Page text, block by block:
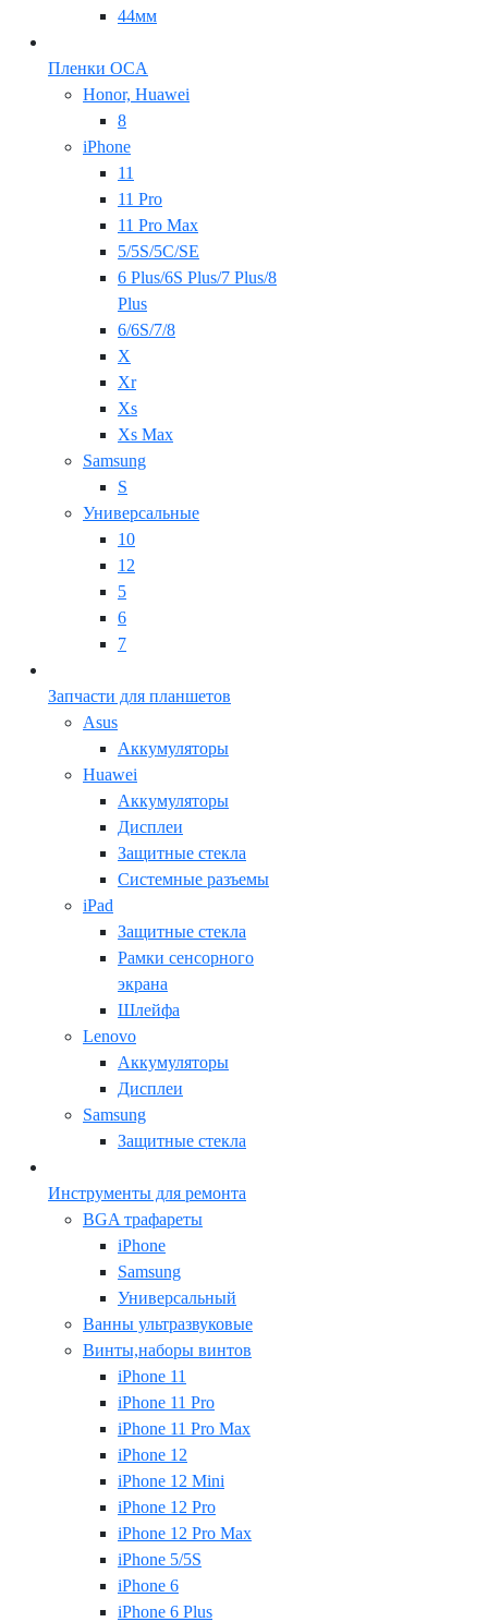
44мм
Пленки OCA
Honor, Huawei
8
iPhone
11
11 Pro
11 Pro Max
5/5S/5C/SE
6 Plus/6S Plus/7 Plus/8
Plus
6/6S/7/8
X
Xr
Xs
Xs Max
Samsung
S
Универсальные
10
12
5
6
7
Запчасти для планшетов
Asus
Аккумуляторы
Huawei
Аккумуляторы
Дисплеи
Защитные стекла
Системные разъемы
iPad
Защитные стекла
Рамки сенсорного
экрана
Шлейфа
Lenovo
Аккумуляторы
Дисплеи
Samsung
Защитные стекла
Инструменты для ремонта
BGA трафареты
iPhone
Samsung
Универсальный
Ванны ультразвуковые
Винты,наборы винтов
iPhone 11
iPhone 11 Pro
iPhone 11 Pro Max
iPhone 12
iPhone 12 Mini
iPhone 12 Pro
iPhone 12 Pro Max
iPhone 5/5S
iPhone 6
iPhone 6 Plus